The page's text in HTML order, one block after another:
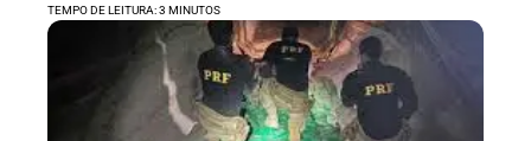
TEMPO DE LEITURA: 3 MINUTOS